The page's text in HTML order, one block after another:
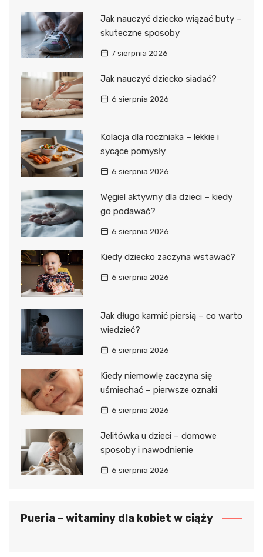
Jak nauczyć dziecko wiązać buty –
skuteczne sposoby
7 sierpnia 2026
Jak nauczyć dziecko siadać?
6 sierpnia 2026
Kolacja dla roczniaka – lekkie i
sycące pomysły
6 sierpnia 2026
Węgiel aktywny dla dzieci – kiedy
go podawać?
6 sierpnia 2026
Kiedy dziecko zaczyna wstawać?
6 sierpnia 2026
Jak długo karmić piersią – co warto
wiedzieć?
6 sierpnia 2026
Kiedy niemowlę zaczyna się
uśmiechać – pierwsze oznaki
6 sierpnia 2026
Jelitówka u dzieci – domowe
sposoby i nawodnienie
6 sierpnia 2026
Pueria – witaminy dla kobiet w ciąży